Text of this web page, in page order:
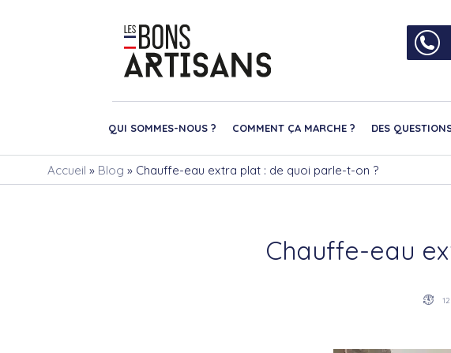
QUI SOMMES-NOUS ? COMMENT ÇA MARCHE ? DES
Accueil » Blog » Chauffe-eau extra plat : de quoi parle-t-on ?
Chauffe-eau